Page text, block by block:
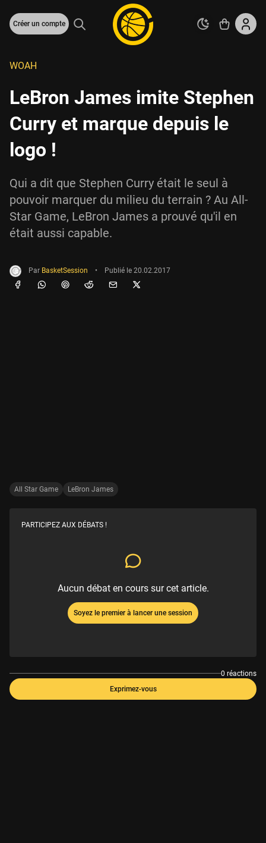
Créer un compte
WOAH
LeBron James imite Stephen
Curry et marque depuis le
logo !
Qui a dit que Stephen Curry était le seul à
pouvoir marquer du milieu du terrain ? Au All-
Star Game, LeBron James a prouvé qu'il en
était aussi capable.
Par BasketSession • Publié le 20.02.2017
All Star Game LeBron James
PARTICIPEZ AUX DÉBATS !
Aucun débat en cours sur cet article.
Soyez le premier à lancer une session
0 réactions
Exprimez-vous